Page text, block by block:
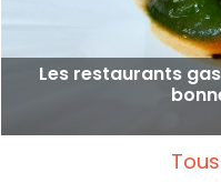
Les restaurants